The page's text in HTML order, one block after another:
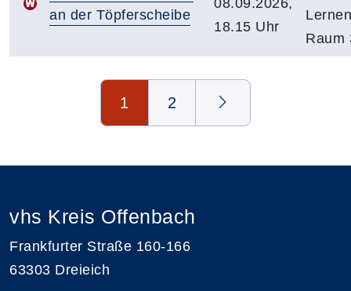
an der Töpferscheibe
18.15 Uhr
Raum
1 2
vhs Kreis Offenbach
Frankfurter Straße 160-166
63303 Dreieich